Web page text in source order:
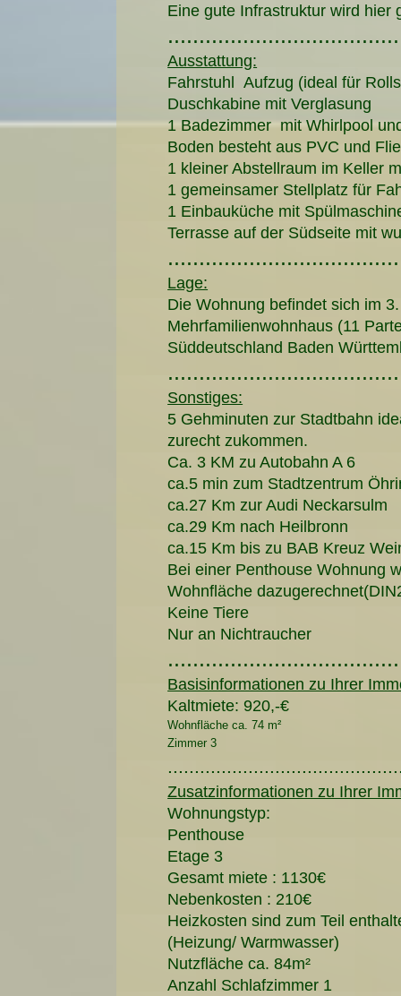
Eine gute Infrastruktur wird hier
Ausstattung:
Fahrstuhl Aufzug (ideal für
Duschkabine mit Verglasung
1 Badezimmer mit Whirlpool
Boden besteht aus PVC und
1 kleiner Abstellraum im Keller
1 gemeinsamer Stellplatz für
1 Einbauküche mit
Terrasse auf der Südseite mit
Lage:
Die Wohnung befindet sich im
Mehrfamilienwohnhaus (11
Süddeutschland Baden
Sonstiges:
5 Gehminuten zur Stadtbahn
zurecht zukommen.
Ca. 3 KM zu Autobahn A 6
ca.5 min zum Stadtzentrum
ca.27 Km zur Audi Neckarsulm
ca.29 Km nach Heilbronn
ca.15 Km bis zu BAB Kreuz
Bei einer Penthouse Wohnung
Wohnfläche
Keine Tiere
Nur an Nichtraucher
Basisinformationen zu Ihrer
Kaltmiete: 920,-€
Wohnfläche ca. 74 m²
Zimmer 3
Zusatzinformationen zu Ihrer
Wohnungstyp:
Penthouse
Etage 3
Gesamt miete : 1130€
Nebenkosten : 210€
Heizkosten sind zum Teil
(Heizung/ Warmwasser)
Nutzfläche ca. 84m²
Anzahl Schlafzimmer 1